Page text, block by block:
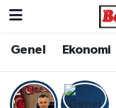
Genel Ekonomi